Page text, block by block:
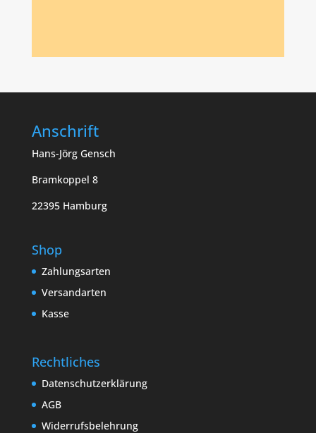
Anschrift
Hans-Jörg Gensch
Bramkoppel 8
22395 Hamburg
Shop
Zahlungsarten
Versandarten
Kasse
Rechtliches
Datenschutzerklärung
AGB
Widerrufsbelehrung